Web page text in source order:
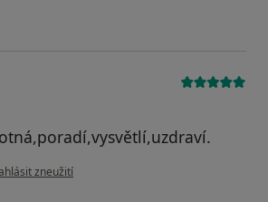
názoru uživatele Lukaštíkovi
zneužití